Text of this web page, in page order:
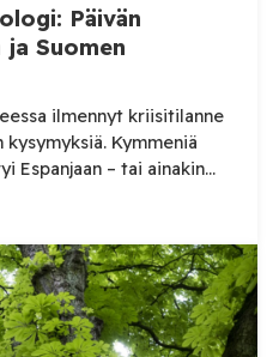
Päivän
Suomen
ilmennyt kriisitilanne
kysymyksiä. Kymmeniä
Espanjaan – tai ainakin
tilannetta tiedä.
perjantai-illalta
eli aivan järjetön määrä.
kuitenkin todella
on jo ilmeisimmin ohi,